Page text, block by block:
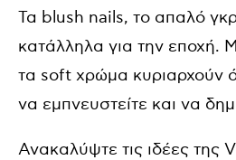
Τα blush nails, το απαλό
κατάλληλα για την εποχή.
τα soft χρώμα κυριαρχούν
να εμπνευστείτε και να
Ανακαλύψτε τις ιδέες της